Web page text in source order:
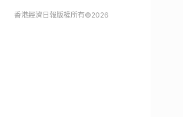
香港經濟日報版權所有©2026